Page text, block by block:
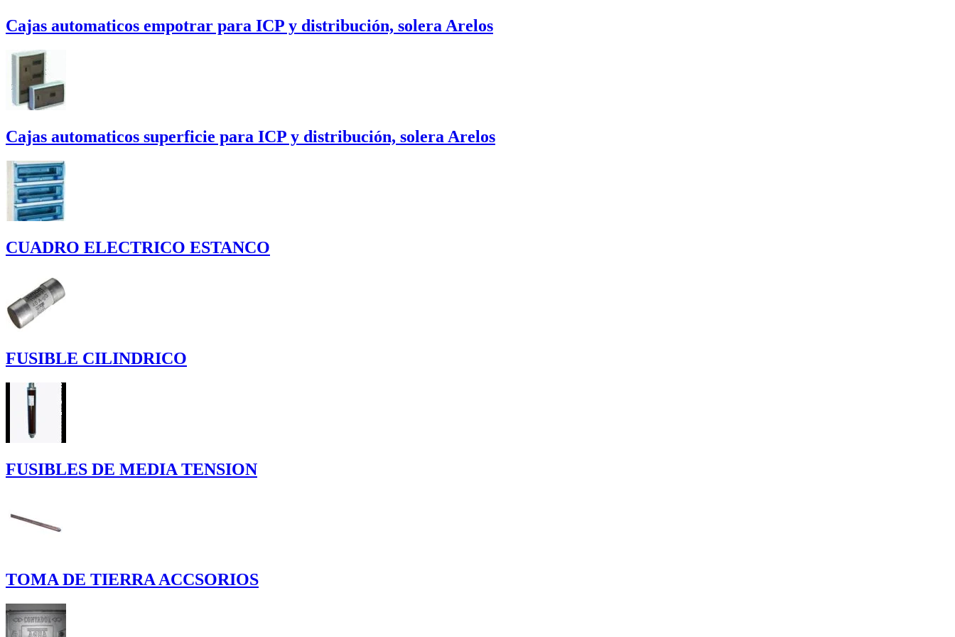
Cajas automaticos empotrar para ICP y distribución, solera Arelos
Cajas automaticos superficie para ICP y distribución, solera Arelos
CUADRO ELECTRICO ESTANCO
FUSIBLE CILINDRICO
FUSIBLES DE MEDIA TENSION
TOMA DE TIERRA ACCSORIOS